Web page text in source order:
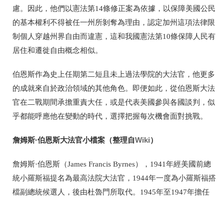
慮。因此，他們以憲法第14條修正案為依據，以保障美國公民
的基本權利不得被任一州所剝奪為理由，認定加州這項法律限
制個人穿越州界自由而違憲，這和我國憲法第10條保障人民有
居住和遷徙自由概念相似。
伯恩斯作為史上任期第二短且未上過法學院的大法官，他更多
的成就來自於政治領域的其他角色。即便如此，從伯恩斯大法
官在二戰期間承擔重責大任，或是代表美國參與各國談判，似
乎都能呼應他在變動的時代，選擇把握每次機會面對挑戰。
詹姆斯·伯恩斯大法官小檔案（整理自Wiki）
詹姆斯·伯恩斯（James Francis Byrnes），1941年經美國前總
統小羅斯福提名為最高法院大法官，1944年一度為小羅斯福搭
檔副總統候選人，後由杜魯門所取代。1945年至1947年擔任